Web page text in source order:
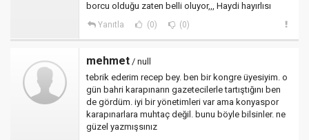
borcu olduğu zaten belli oluyor,,, Haydi hayırlısı
Yanıtla (0) (0)
mehmet / null
tebrik ederim recep bey. ben bir kongre üyesiyim. o
gün bahri karapınarın gazetecilerle tartıştığını ben
de gördüm. iyi bir yönetimleri var ama konyaspor
karapınarlara muhtaç değil. bunu böyle bilsinler. ne
güzel yazmışsınız